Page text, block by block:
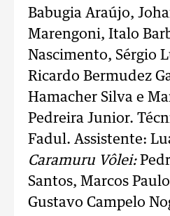
Babugia Araújo,
Marengoni, Italo
Nascimento, Sérgio
Ricardo Bermudez
Hamacher Silva e
Pedreira Junior.
Fadul. Assistente:
Caramuru Vôlei:
Santos, Marcos
Gustavo Campelo